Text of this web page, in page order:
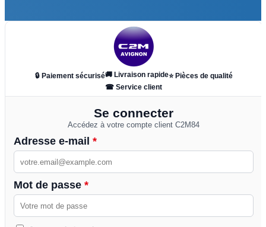
🔒 Paiement sécurisé🚚 Livraison rapide⭐ Pièces de qualité
☎ Service client
Se connecter
Accédez à votre compte client C2M84
Adresse e-mail *
Mot de passe *